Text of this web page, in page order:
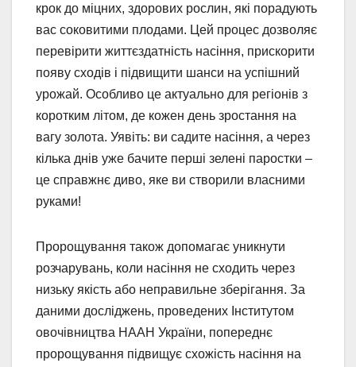
крок до міцних, здорових рослин, які порадують
вас соковитими плодами. Цей процес дозволяє
перевірити життєздатність насіння, прискорити
появу сходів і підвищити шанси на успішний
урожай. Особливо це актуально для регіонів з
коротким літом, де кожен день зростання на
вагу золота. Уявіть: ви садите насіння, а через
кілька днів уже бачите перші зелені паростки –
це справжнє диво, яке ви створили власними
руками!
Пророщування також допомагає уникнути
розчарувань, коли насіння не сходить через
низьку якість або неправильне зберігання. За
даними досліджень, проведених Інститутом
овочівництва НААН України, попереднє
пророщування підвищує схожість насіння на